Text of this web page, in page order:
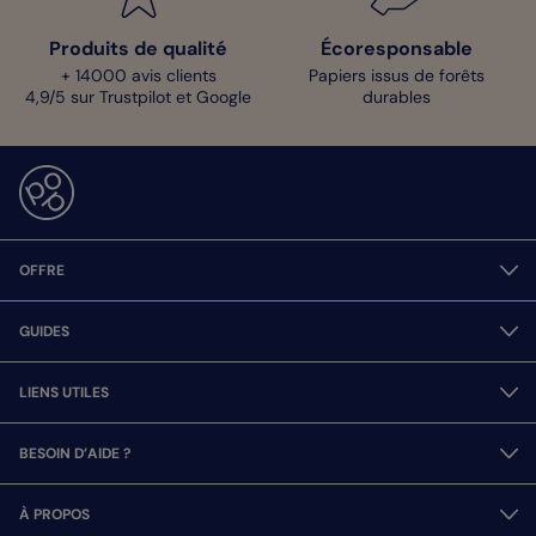
Produits de qualité
+ 14000 avis clients
4,9/5 sur Trustpilot et Google
Écoresponsable
Papiers issus de forêts
durables
OFFRE
GUIDES
LIENS UTILES
BESOIN D’AIDE ?
À PROPOS